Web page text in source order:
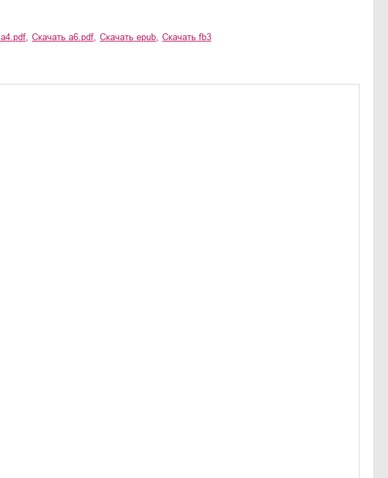
a4.pdf, Скачать a6.pdf, Скачать epub, Скачать fb3